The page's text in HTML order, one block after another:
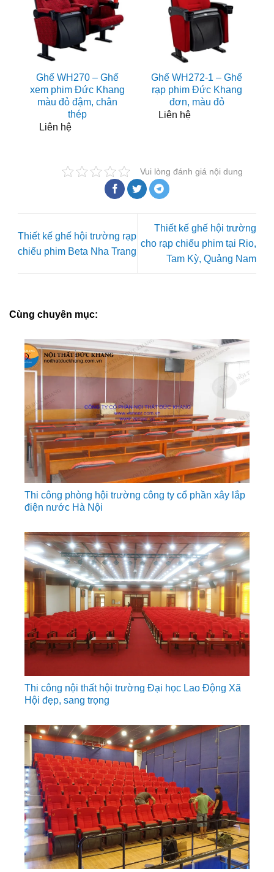
Ghế WH270 – Ghế
xem phim Đức Khang
màu đỏ đậm, chân
thép
Liên hệ
Ghế WH272-1 – Ghế
rạp phim Đức Khang
đơn, màu đỏ
Liên hệ
Vui lòng đánh giá nội dung
Thiết kế ghế hội trường rạp
chiếu phim Beta Nha Trang
Thiết kế ghế hội trường
cho rạp chiếu phim tại Rio,
Tam Kỳ, Quảng Nam
Cùng chuyên mục:
Thi công phòng hội trường công ty cổ phần xây lắp
điện nước Hà Nội
Thi công nội thất hội trường Đại học Lao Động Xã
Hội đẹp, sang trọng